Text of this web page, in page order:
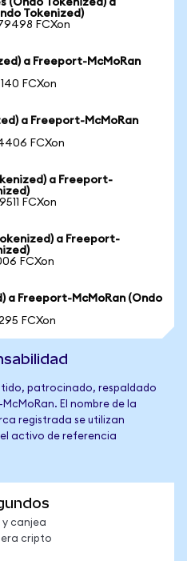
(Ondo Tokenized) a
Tokenized)
FCXon
a Freeport-McMoRan
FCXon
a Freeport-McMoRan
FCXon
a Freeport-
FCXon
a Freeport-
FCXon
a Freeport-McMoRan (Ondo
FCXon
patrocinado, respaldado
El nombre de la
registrada se utilizan
activo de referencia
y canjea
cripto